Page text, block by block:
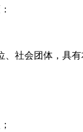
社会团体，具